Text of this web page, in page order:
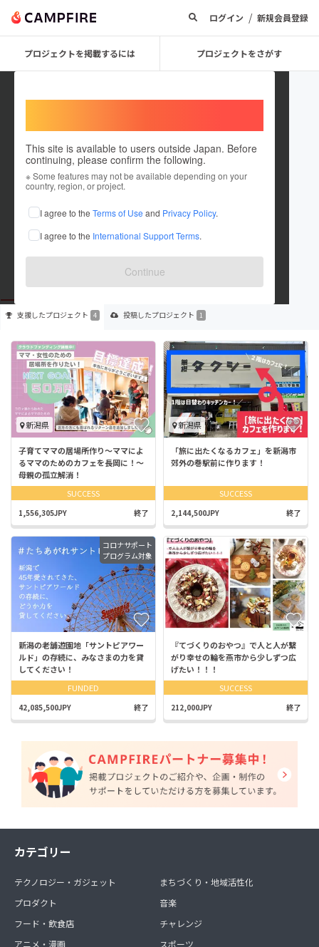
ログイン / 新規会員登録
プロジェクトを掲載するには プロジェクトをさがす
This site is available to users outside Japan. Before
continuing, please confirm the following.
※ Some features may not be available depending on your
country, region, or project.
I agree to the Terms of Use and Privacy Policy.
I agree to the International Support Terms.
Continue
ritto
これまでに4回支援して1件のプロジェクトを投稿しています
在住国：日本 現在地：新潟県
出身国：日本 出身地：新潟県
支援したプロジェクト 4 投稿したプロジェクト 1
新潟県
子育てママの居場所作り〜ママによ
るママのためのカフェを長岡に！〜
母親の孤立解消！
SUCCESS
1,556,305JPY 終了
新潟県
「旅に出たくなるカフェ」を新潟市
郊外の巻駅前に作ります！
SUCCESS
2,144,500JPY 終了
コロナサポート
プログラム対象
新潟の老舗遊園地「サントピアワー
ルド」の存続に、みなさまの力を貸
してください！
FUNDED
42,085,500JPY 終了
『てづくりのおやつ』で人と人が繋
がり幸せの輪を燕市から少しずつ広
げたい！！！
SUCCESS
212,000JPY 終了
カテゴリー
テクノロジー・ガジェット
プロダクト
フード・飲食店
アニメ・漫画
まちづくり・地域活性化
音楽
チャレンジ
スポーツ